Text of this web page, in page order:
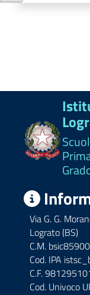
Via G. G.
Lograto (BS)
C.M.
Cod. IPA
C.F.
Cod. Univoco